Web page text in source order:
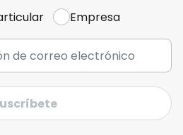
Empresa